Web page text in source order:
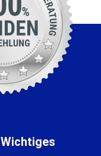
Wichtiges